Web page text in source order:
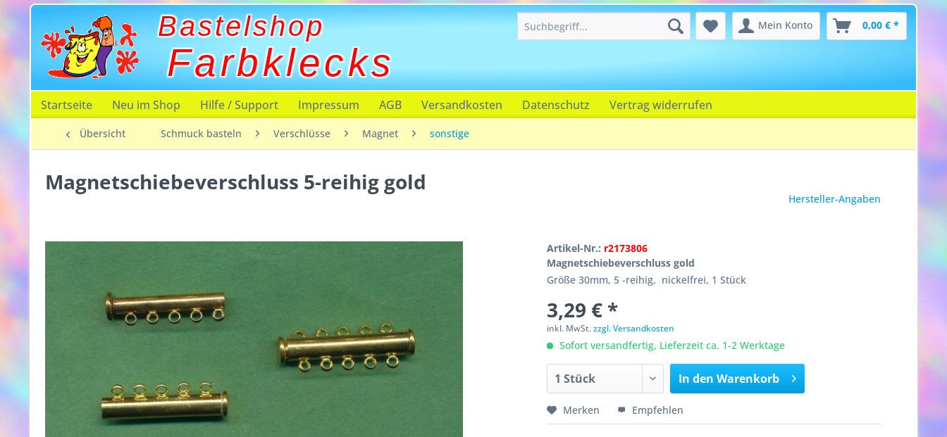
Bastelshop
Farbklecks
Mein Konto 0,00 € *
Startseite Neu im Shop Hilfe / Support Impressum AGB Versandkosten Datenschutz Vertrag widerrufen
Übersicht Schmuck basteln Verschlüsse Magnet sonstige
Magnetschiebeverschluss 5-reihig gold
Hersteller-Angaben
Artikel-Nr.: r2173806
Magnetschiebeverschluss gold
Größe 30mm, 5 -reihig, nickelfrei, 1 Stück
3,29 € *
inkl. MwSt.zzgl. Versandkosten
Sofort versandfertig, Lieferzeit ca. 1-2 Werktage
In den Warenkorb
Merken Empfehlen